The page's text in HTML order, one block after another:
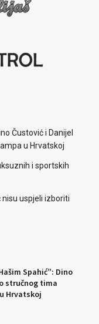
Čustović i Danijel
u Hrvatskoj
i sportskih
nisu uspjeli izboriti
Spahić”: Dino
stručnog tima
Hrvatskoj